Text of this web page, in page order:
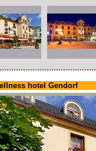
hotel Gendorf